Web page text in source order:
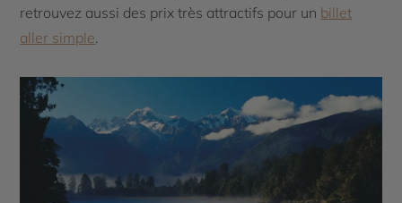
retrouvez aussi des prix très attractifs pour un billet
aller simple.